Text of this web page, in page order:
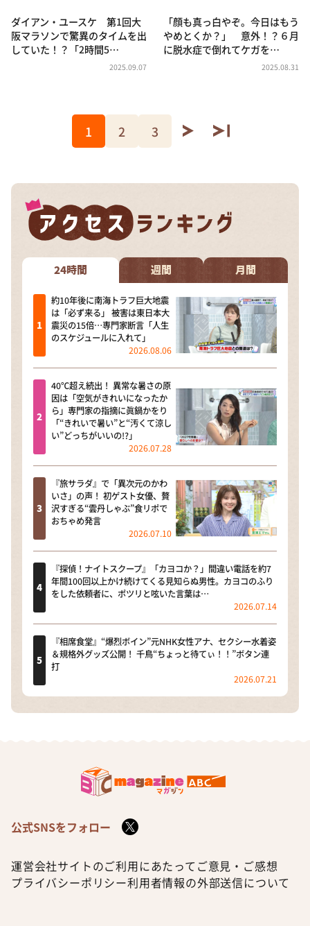
ダイアン・ユースケ 第1回大
阪マラソンで驚異のタイムを出
していた！？「2時間5…
2025.09.07
「顔も真っ白やぞ。今日はもう
やめとくか？」 意外！？６月
に脱水症で倒れてケガを…
2025.08.31
1 2 3
24時間 週間 月間
約10年後に南海トラフ巨大地震
は「必ず来る」 被害は東日本大
震災の15倍…専門家断言「人生
のスケジュールに入れて」
2026.08.06
40℃超え続出！ 異常な暑さの原
因は「空気がきれいになったか
ら」専門家の指摘に眞鍋かをり
「“きれいで暑い”と“汚くて涼し
い”どっちがいいの!?」
2026.07.28
『旅サラダ』で「異次元のかわ
いさ」の声！ 初ゲスト女優、贅
沢すぎる“雲丹しゃぶ”食リポで
おちゃめ発言
2026.07.10
『探偵！ナイトスクープ』「カヨコか？」間違い電話を約7
年間100回以上かけ続けてくる見知らぬ男性。カヨコのふり
をした依頼者に、ポツリと呟いた言葉は…
2026.07.14
『相席食堂』“爆烈ボイン”元NHK女性アナ、セクシー水着姿
＆規格外グッズ公開！ 千鳥“ちょっと待てぃ！！”ボタン連
打
2026.07.21
公式SNSをフォロー
運営会社サイトのご利用にあたって ご意見・ご感想
プライバシーポリシー利用者情報の外部送信について